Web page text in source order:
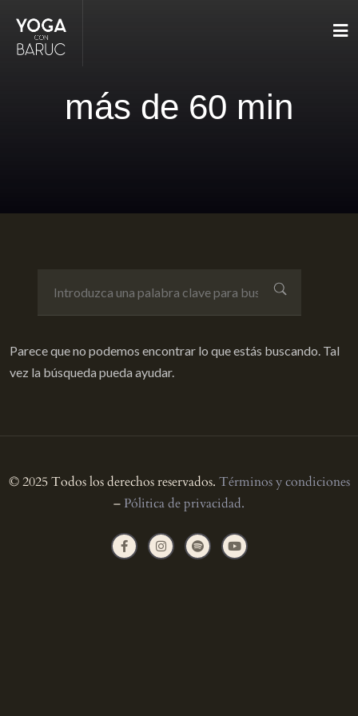
más de 60 min
Parece que no podemos encontrar lo que estás buscando. Tal
vez la búsqueda pueda ayudar.
© 2025 Todos los derechos reservados. Términos y condiciones
–Pólitica de privacidad.